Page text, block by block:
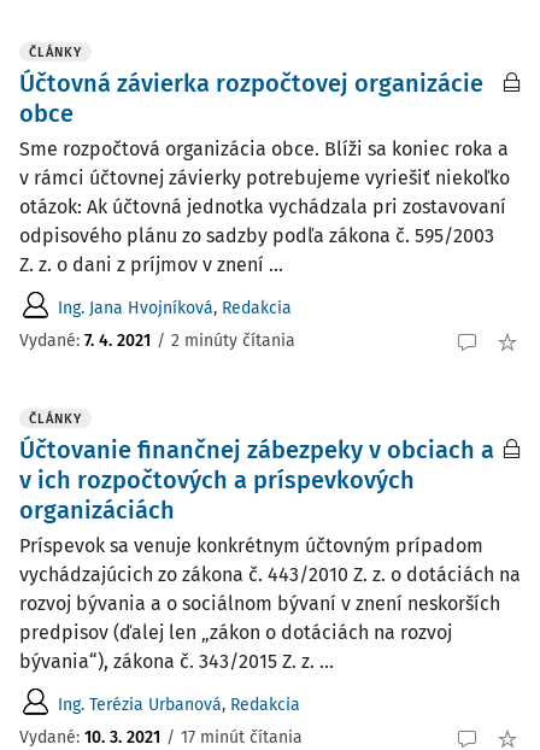
ČLÁNKY
Účtovná závierka rozpočtovej organizácie
obce
Sme rozpočtová organizácia obce. Blíži sa koniec roka a
v rámci účtovnej závierky potrebujeme vyriešiť niekoľko
otázok: Ak účtovná jednotka vychádzala pri zostavovaní
odpisového plánu zo sadzby podľa zákona č. 595/2003
Z. z. o dani z príjmov v znení ...
Ing. Jana Hvojníková, Redakcia
Vydané: 7. 4. 2021 / 2 minúty čítania
ČLÁNKY
Účtovanie finančnej zábezpeky v obciach a
v ich rozpočtových a príspevkových
organizáciách
Príspevok sa venuje konkrétnym účtovným prípadom
vychádzajúcich zo zákona č. 443/2010 Z. z. o dotáciách na
rozvoj bývania a o sociálnom bývaní v znení neskorších
predpisov (ďalej len „zákon o dotáciách na rozvoj
bývania“), zákona č. 343/2015 Z. z. ...
Ing. Terézia Urbanová, Redakcia
Vydané: 10. 3. 2021 / 17 minút čítania